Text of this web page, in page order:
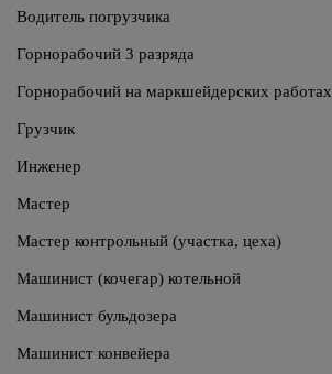
Водитель погрузчика
Горнорабочий 3 разряда
Горнорабочий на маркшейдерских работах
Грузчик
Инженер
Мастер
Мастер контрольный (участка, цеха)
Машинист (кочегар) котельной
Машинист бульдозера
Машинист конвейера